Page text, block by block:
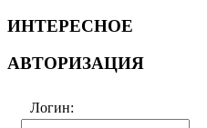
ИНТЕРЕСНОЕ
АВТОРИЗАЦИЯ
Логин: